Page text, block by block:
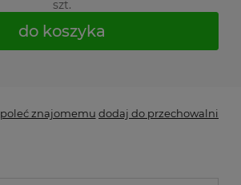
szt.
do koszyka
poleć znajomemu dodaj do przechowalni